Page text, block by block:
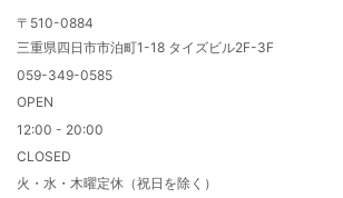
〒510-0884
三重県四日市市泊町1-18 タイズビル2F-3F
059-349-0585
OPEN
12:00 - 20:00
CLOSED
火・水・木曜定休（祝日を除く）